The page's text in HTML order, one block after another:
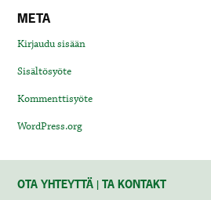
META
Kirjaudu sisään
Sisältösyöte
Kommenttisyöte
WordPress.org
OTA YHTEYTTÄ | TA KONTAKT